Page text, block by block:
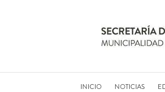
INICIO NOTICIAS